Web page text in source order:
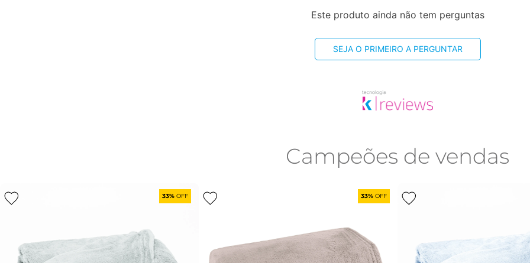
Este produto ainda não tem perguntas
SEJA O PRIMEIRO A PERGUNTAR
Campeões de vendas
33% OFF 33% OFF